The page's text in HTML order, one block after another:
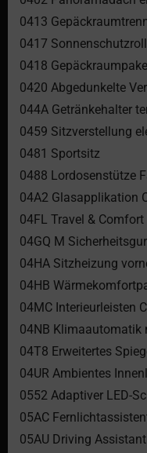
0413
0417
0418
0420 Abgedunkelte
044A Getränkehalter
0459 Sitzverstellung
0481 Sportsitz
0488 Lordosenstütze
04A2 Glasapplikation
04FL Travel &
04GQ M
04HA Sitzheizung
04HB
04MC Interieurleisten
04NB Klimaautomatik
04T8 Erweitertes
04UR Ambientes
0552 Adaptiver LED-
05AC
05AU Driving